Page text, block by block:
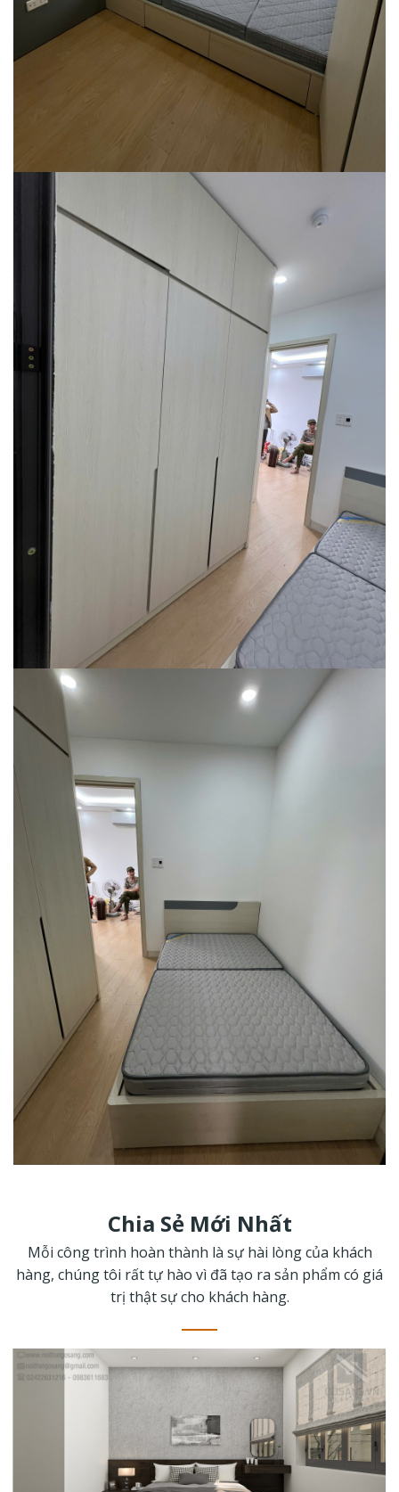
Chia Sẻ Mới Nhất
Mỗi công trình hoàn thành là sự hài lòng của khách
hàng, chúng tôi rất tự hào vì đã tạo ra sản phẩm có giá
trị thật sự cho khách hàng.